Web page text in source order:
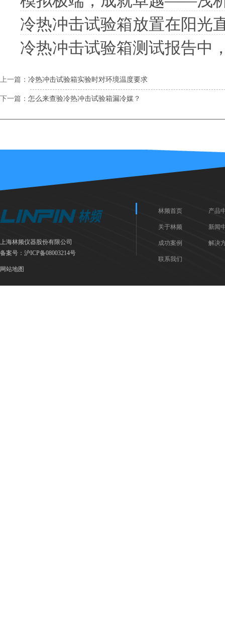
冷热冲击试验箱放置在阳光
冷热冲击试验箱测试报告中
上一篇： 冷热冲击试验箱实验时对环境温度要求
下一篇： 怎么来查验冷热冲击试验箱漏冷媒？
上海林频仪器股份有限公司
备案号： 沪ICP备08003214号
网站地图
林频首页 产品
关于林频 新闻
成功案例 解决
联系我们